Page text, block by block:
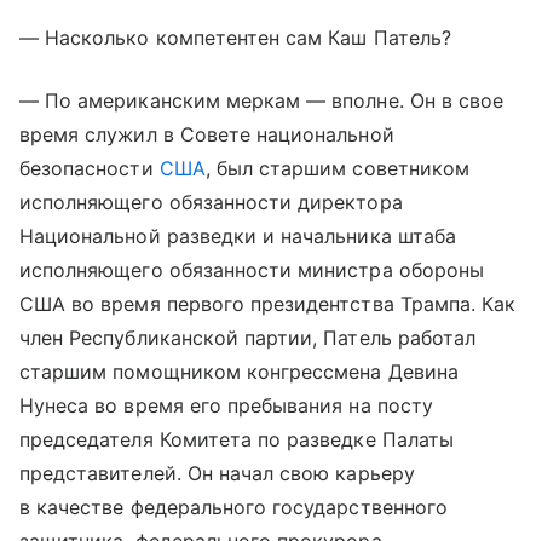
— Насколько компетентен сам Каш Патель?
— По американским меркам — вполне. Он в свое
время служил в Совете национальной
безопасности США, был старшим советником
исполняющего обязанности директора
Национальной разведки и начальника штаба
исполняющего обязанности министра обороны
США во время первого президентства Трампа. Как
член Республиканской партии, Патель работал
старшим помощником конгрессмена Девина
Нунеса во время его пребывания на посту
председателя Комитета по разведке Палаты
представителей. Он начал свою карьеру
в качестве федерального государственного